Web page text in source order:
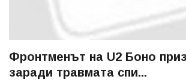
Фронтменът на U2 Боно
заради травмата спи...